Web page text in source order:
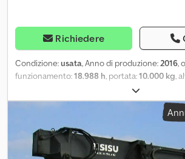
Richiedere
Condizione:usata, Anno di produzione:2016,
funzionamento:18.988 h, portata:10.000 kg,
, tipo di carburante:
costruzione:8.600 mm, tipo di ingranaggio:
, Numero di serie:
Stoccatore per container vuoti Anno di
esercizio: ca. 18.988 h Peso a vuoto: 41.400 kg
10.000 kg Altezza di sollevamento massima: